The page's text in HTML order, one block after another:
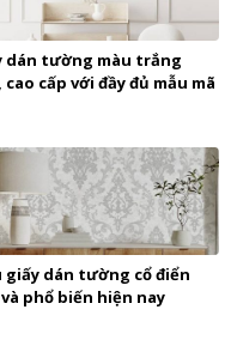
dán tường màu trắng
cao cấp với đầy đủ mẫu mã
giấy dán tường cổ điển
phổ biến hiện nay